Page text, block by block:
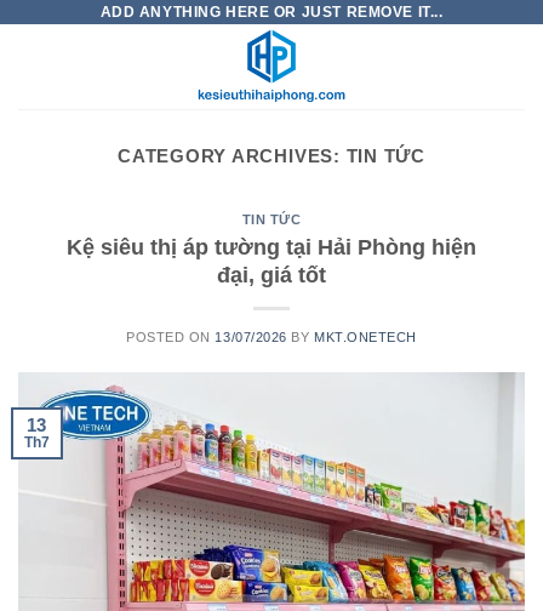
ADD ANYTHING HERE OR JUST REMOVE IT...
CATEGORY ARCHIVES: TIN TỨC
TIN TỨC
Kệ siêu thị áp tường tại Hải Phòng hiện
đại, giá tốt
POSTED ON 13/07/2026 BY MKT.ONETECH
13
Th7